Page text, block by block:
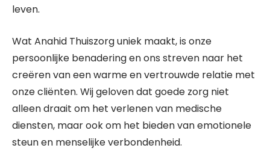
leven.
Wat Anahid Thuiszorg uniek maakt, is onze
persoonlijke benadering en ons streven naar het
creëren van een warme en vertrouwde relatie met
onze cliënten. Wij geloven dat goede zorg niet
alleen draait om het verlenen van medische
diensten, maar ook om het bieden van emotionele
steun en menselijke verbondenheid.